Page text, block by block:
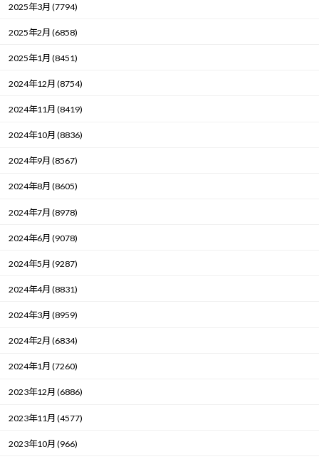
2025年3月 (7794)
2025年2月 (6858)
2025年1月 (8451)
2024年12月 (8754)
2024年11月 (8419)
2024年10月 (8836)
2024年9月 (8567)
2024年8月 (8605)
2024年7月 (8978)
2024年6月 (9078)
2024年5月 (9287)
2024年4月 (8831)
2024年3月 (8959)
2024年2月 (6834)
2024年1月 (7260)
2023年12月 (6886)
2023年11月 (4577)
2023年10月 (966)